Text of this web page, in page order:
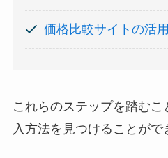
価格比較サイトの活用
これらのステップを踏む
入方法を見つけることがで